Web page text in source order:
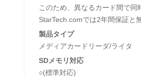
このため、異なるカード間で同
StarTech.comでは2年間保証と
製品タイプ
メディアカードリーダ/ライタ
SDメモリ対応
○(標準対応)